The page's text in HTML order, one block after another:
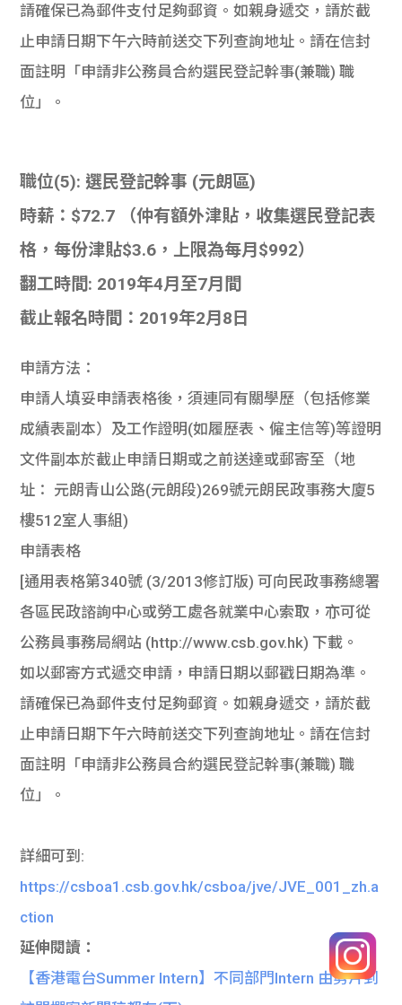
請確保已為郵件支付足夠郵資。如親身遞交，請於截
止申請日期下午六時前送交下列查詢地址。請在信封
面註明「申請非公務員合約選民登記幹事(兼職) 職
位」。
職位(5): 選民登記幹事 (元朗區)
時薪：$72.7 （仲有額外津貼，收集選民登記表
格，每份津貼$3.6，上限為每月$992）
翻工時間: 2019年4月至7月間
截止報名時間：2019年2月8日
申請方法：
申請人填妥申請表格後，須連同有關學歷（包括修業
成績表副本）及工作證明(如履歷表、僱主信等)等證明
文件副本於截止申請日期或之前送達或郵寄至（地
址： 元朗青山公路(元朗段)269號元朗民政事務大廈5
樓512室人事組)
申請表格
[通用表格第340號 (3/2013修訂版) 可向民政事務總署
各區民政諮詢中心或勞工處各就業中心索取，亦可從
公務員事務局網站 (http://www.csb.gov.hk) 下載。
如以郵寄方式遞交申請，申請日期以郵戳日期為準。
請確保已為郵件支付足夠郵資。如親身遞交，請於截
止申請日期下午六時前送交下列查詢地址。請在信封
面註明「申請非公務員合約選民登記幹事(兼職) 職
位」。
詳細可到:
https://csboa1.csb.gov.hk/csboa/jve/JVE_001_zh.a
ction
延伸閱讀：
【香港電台Summer Intern】不同部門Intern 由剪片到